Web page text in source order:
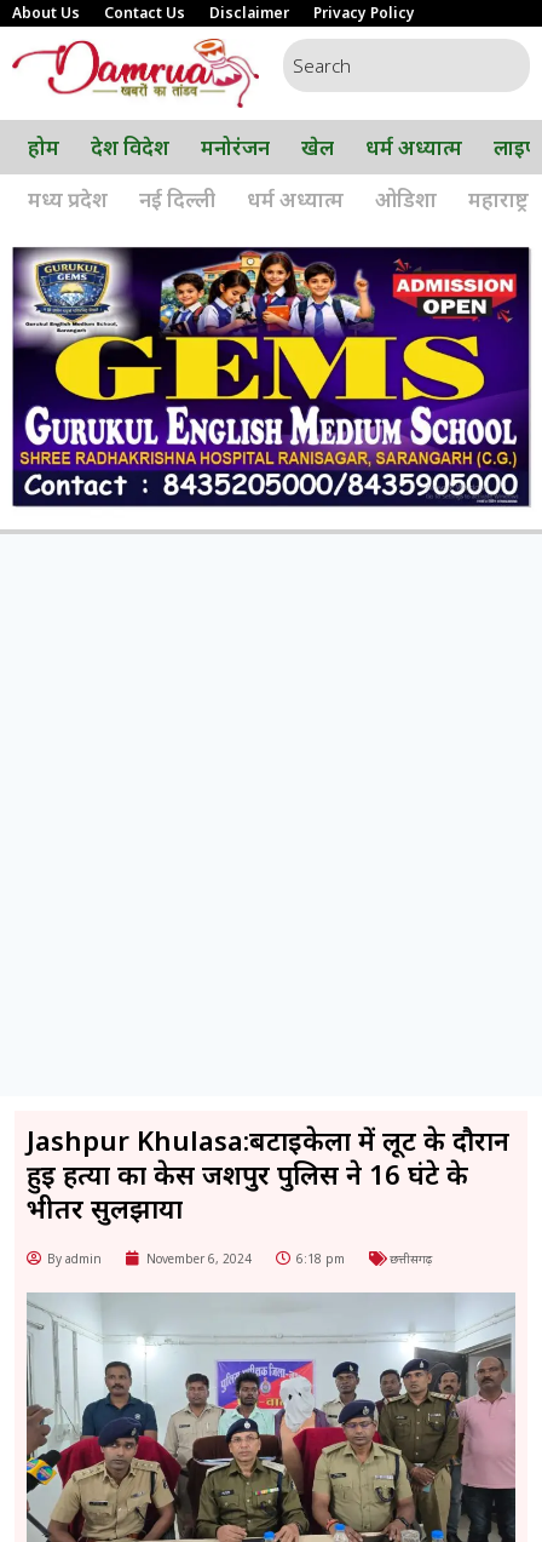
About Us Contact Us Disclaimer Privacy Policy
होम देश विदेश मनोरंजन खेल धर्म अध्यात्म
मध्य प्रदेश
नई दिल्ली धर्म अध्यात्म ओडिशा महाराष्ट्र
Jashpur Khulasa:बटाईकेला में लूट के दौरान
हुई हत्या का केस जशपुर पुलिस ने 16 घंटे के
भीतर सुलझाया
By admin November 6, 2024 6:18 pm छत्तीसगढ़